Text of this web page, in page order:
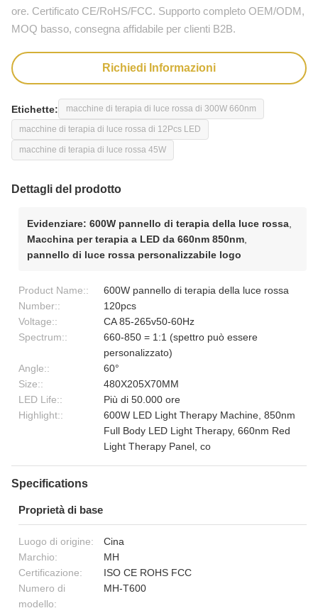
ore. Certificato CE/RoHS/FCC. Supporto completo OEM/ODM,
MOQ basso, consegna affidabile per clienti B2B.
Richiedi Informazioni
Etichette: macchine di terapia di luce rossa di 300W 660nm
macchine di terapia di luce rossa di 12Pcs LED
macchine di terapia di luce rossa 45W
Dettagli del prodotto
Evidenziare: 600W pannello di terapia della luce rossa
Macchina per terapia a LED da 660nm 850nm
pannello di luce rossa personalizzabile logo
Product Name::
600W pannello di terapia della luce rossa
Number::
120pcs
Voltage::
CA 85-265v50-60Hz
Spectrum::
660-850 = 1:1 (spettro può essere
personalizzato)
Angle::
60°
Size::
480X205X70MM
LED Life::
Più di 50.000 ore
Highlight::
600W LED Light Therapy Machine, 850nm
Full Body LED Light Therapy, 660nm Red
Light Therapy Panel, co
Specifications
Proprietà di base
Luogo di origine:
Cina
Marchio:
MH
Certificazione:
ISO CE ROHS FCC
Numero di
modello:
MH-T600